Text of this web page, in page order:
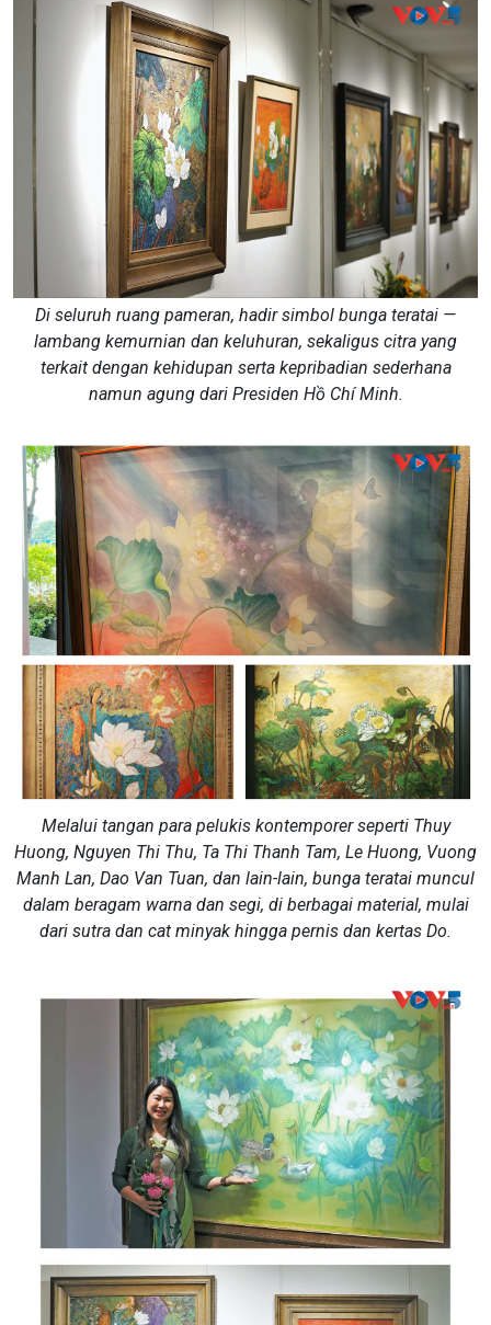
Di seluruh ruang pameran, hadir simbol bunga teratai —
lambang kemurnian dan keluhuran, sekaligus citra yang
terkait dengan kehidupan serta kepribadian sederhana
namun agung dari Presiden Hồ Chí Minh.
Melalui tangan para pelukis kontemporer seperti Thuy
Huong, Nguyen Thi Thu, Ta Thi Thanh Tam, Le Huong, Vuong
Manh Lan, Dao Van Tuan, dan lain-lain, bunga teratai muncul
dalam beragam warna dan segi, di berbagai material, mulai
dari sutra dan cat minyak hingga pernis dan kertas Do.